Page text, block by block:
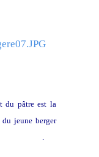
du pâtre est la
jeune berger